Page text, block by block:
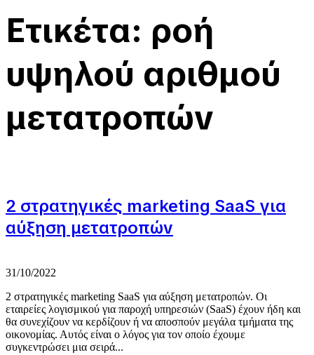
Ετικέτα: ροή
υψηλού αριθμού
μετατροπών
2 στρατηγικές marketing SaaS για
αύξηση μετατροπών
31/10/2022
2 στρατηγικές marketing SaaS για αύξηση μετατροπών. Οι
εταιρείες λογισμικού για παροχή υπηρεσιών (SaaS) έχουν ήδη και
θα συνεχίζουν να κερδίζουν ή να αποσπούν μεγάλα τμήματα της
οικονομίας. Αυτός είναι ο λόγος για τον οποίο έχουμε
συγκεντρώσει μια σειρά...